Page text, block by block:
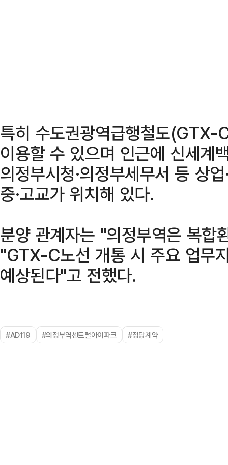
특히 수도권광역급행철도(GTX-
이용할 수 있으며 인근에 신세계
의정부시청·의정부세무서 등 상
중·고교가 위치해 있다.
분양 관계자는 "의정부역은 복합
"GTX-C노선 개통 시 주요 업무
예상된다"고 전했다.
#AD119 #의정부역센트럴아이파크 #정당계약